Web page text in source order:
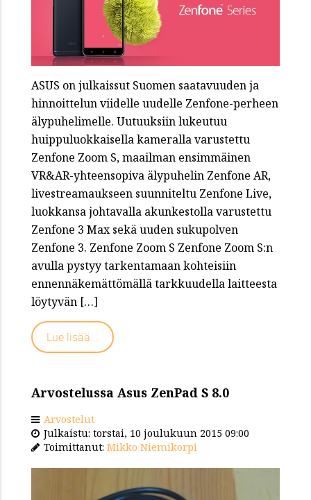
ASUS on julkaissut Suomen saatavuuden ja
hinnoittelun viidelle uudelle Zenfone-perheen
älypuhelimelle. Uutuuksiin lukeutuu
huippuluokkaisella kameralla varustettu
Zenfone Zoom S, maailman ensimmäinen
VR&AR-yhteensopiva älypuhelin Zenfone AR,
livestreamaukseen suunniteltu Zenfone Live,
luokkansa johtavalla akunkestolla varustettu
Zenfone 3 Max sekä uuden sukupolven
Zenfone 3. Zenfone Zoom S Zenfone Zoom S:n
avulla pystyy tarkentamaan kohteisiin
ennennäkemättömällä tarkkuudella laitteesta
löytyvän […]
Lue lisää...
Arvostelussa Asus ZenPad S 8.0
Arvostelut
Julkaistu: torstai, 10 joulukuun 2015 09:00
Toimittanut: Mikko Niemikorpi